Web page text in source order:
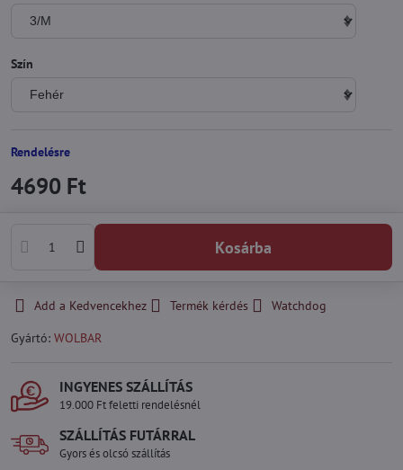
Szín
Rendelésre
4690 Ft
Kosárba
Add a Kedvencekhez Termék kérdés
Watchdog
Gyártó: WOLBAR
INGYENES SZÁLLÍTÁS
19.000 Ft feletti rendelésnél
SZÁLLÍTÁS FUTÁRRAL
Gyors és olcsó szállítás